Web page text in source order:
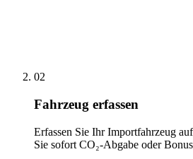
02
Fahrzeug erfassen
Erfassen Sie Ihr Importfahrzeug
Sie sofort CO₂-Abgabe oder